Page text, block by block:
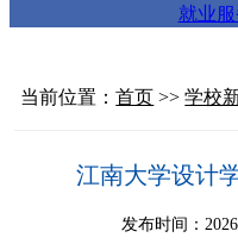
就业
当前位置：首页 >>学校
江南大学设计
发布时间：